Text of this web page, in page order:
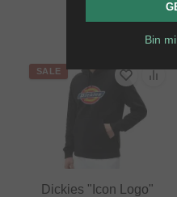
SALE
Dickies "Icon Logo"
Bin